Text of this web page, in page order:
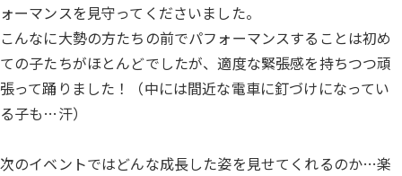
ォーマンスを見守ってくださいました。
こんなに大勢の方たちの前でパフォーマンスすることは初め
ての子たちがほとんどでしたが、適度な緊張感を持ちつつ頑
張って踊りました！（中には間近な電車に釘づけになってい
る子も…汗）
次のイベントではどんな成長した姿を見せてくれるのか…楽